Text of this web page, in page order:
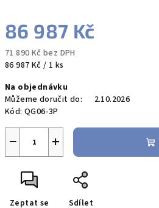
86 987 Kč
71 890 Kč bez DPH
Měrná
86 987 Kč / 1 ks
Na objednávku
Můžeme doručit do:
2.10.2026
Kód: QG06-3P
+
−
Zeptat se Sdílet